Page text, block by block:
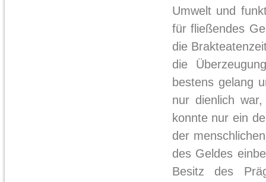
Umwelt und
für fließendes
die
die
bestens gelang
nur dienlich
konnte nur ein
der
des Geldes
Besitz des